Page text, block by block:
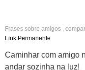
Frases sobre amigos
Link Permanente
Caminhar com amigo
andar sozinha na luz!